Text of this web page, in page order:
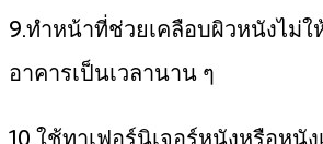
9.ทำหน้าที่ช่วยเคลือบผิวหนังไม่
อาคารเป็นเวลานาน ๆ